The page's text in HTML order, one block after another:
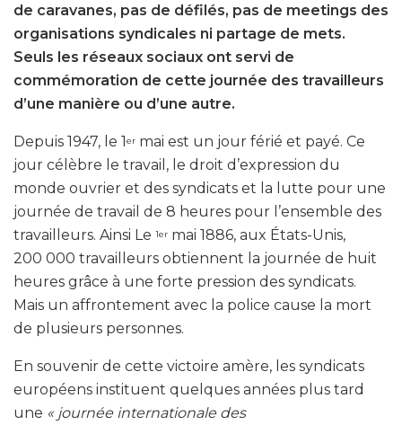
de caravanes, pas de défilés, pas de meetings des
organisations syndicales ni partage de mets.
Seuls les réseaux sociaux ont servi de
commémoration de cette journée des travailleurs
d’une manière ou d’une autre.
Depuis 1947, le 1 er mai est un jour férié et payé. Ce
jour célèbre le travail, le droit d’expression du
monde ouvrier et des syndicats et la lutte pour une
journée de travail de 8 heures pour l’ensemble des
travailleurs. Ainsi Le 1er mai 1886, aux États-Unis,
200 000 travailleurs obtiennent la journée de huit
heures grâce à une forte pression des syndicats.
Mais un affrontement avec la police cause la mort
de plusieurs personnes.
En souvenir de cette victoire amère, les syndicats
européens instituent quelques années plus tard
une « journée internationale des